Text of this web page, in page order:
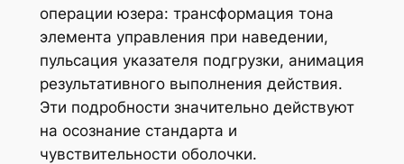
операции юзера: трансформация тона
элемента управления при наведении,
пульсация указателя подгрузки, анимация
результативного выполнения действия.
Эти подробности значительно действуют
на осознание стандарта и
чувствительности оболочки.